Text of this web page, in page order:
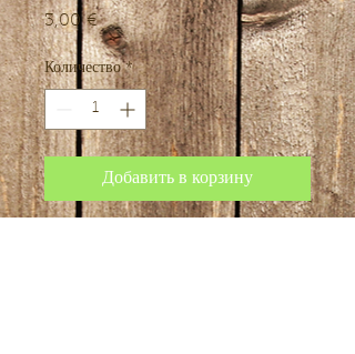
3,00 €Цена
Количество *
Добавить в корзину